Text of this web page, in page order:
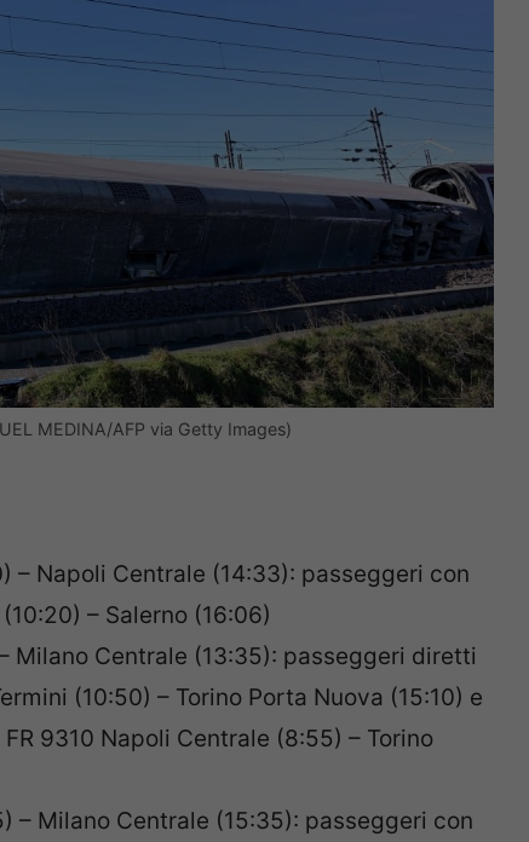
MEDINA/AFP via Getty Images)
– Napoli Centrale (14:33): passeggeri con
– Salerno (16:06)
Milano Centrale (13:35): passeggeri diretti
(10:50) – Torino Porta Nuova (15:10) e
9310 Napoli Centrale (8:55) – Torino
– Milano Centrale (15:35): passeggeri con